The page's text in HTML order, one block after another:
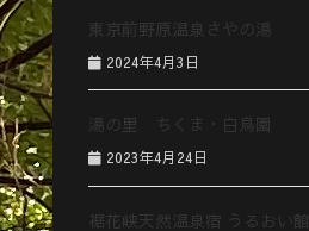
東京前野原温泉さやの湯
2024年4月3日
湯の里 ちくま・白鳥園
2023年4月24日
裾花峡天然温泉宿 うるおい館